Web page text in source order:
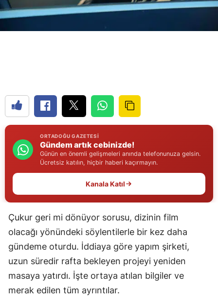
Erzincan
Erzurum
Gaziantep
Hakkari
Hatay
Isparta
Mersin
ORTADOĞU GAZETESI
Gündem artık cebinizde!
Günün en önemli gelişmeleri anında telefonunuza gelsin.
Ücretsiz katılın, hiçbir haberi kaçırmayın.
Kanala Katıl
Çukur geri mi dönüyor sorusu, dizinin film
olacağı yönündeki söylentilerle bir kez daha
gündeme oturdu. İddiaya göre yapım şirketi,
uzun süredir rafta bekleyen projeyi yeniden
masaya yatırdı. İşte ortaya atılan bilgiler ve
merak edilen tüm ayrıntılar.